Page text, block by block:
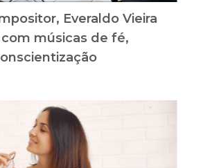
Everaldo Vieira
com músicas de fé,